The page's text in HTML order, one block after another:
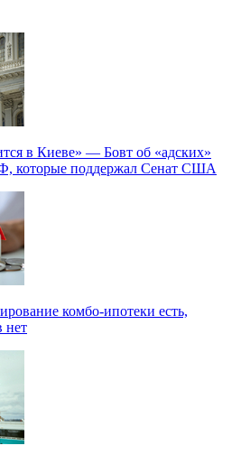
в Киеве» — Бовт об «адских»
которые поддержал Сенат США
комбо-ипотеки есть,
нет